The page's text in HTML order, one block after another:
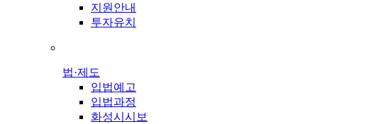
지원안내
투자유치
법·제도
입법예고
입법과정
화성시시보